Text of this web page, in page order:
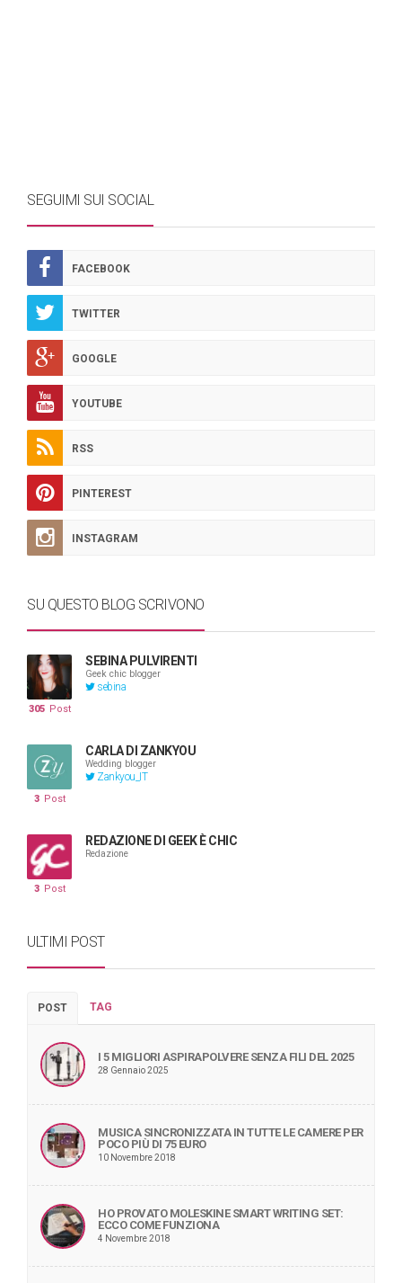
SEGUIMI SUI SOCIAL
FACEBOOK
TWITTER
GOOGLE
YOUTUBE
RSS
PINTEREST
INSTAGRAM
SU QUESTO BLOG SCRIVONO
SEBINA PULVIRENTI
Geek chic blogger
sebina
305 Post
CARLA DI ZANKYOU
Wedding blogger
Zankyou_IT
3 Post
REDAZIONE DI GEEK È CHIC
Redazione
3 Post
ULTIMI POST
POST TAG
I 5 MIGLIORI ASPIRAPOLVERE SENZA FILI DEL 2025
28 Gennaio 2025
MUSICA SINCRONIZZATA IN TUTTE LE CAMERE PER
POCO PIÙ DI 75 EURO
10 Novembre 2018
HO PROVATO MOLESKINE SMART WRITING SET:
ECCO COME FUNZIONA
4 Novembre 2018